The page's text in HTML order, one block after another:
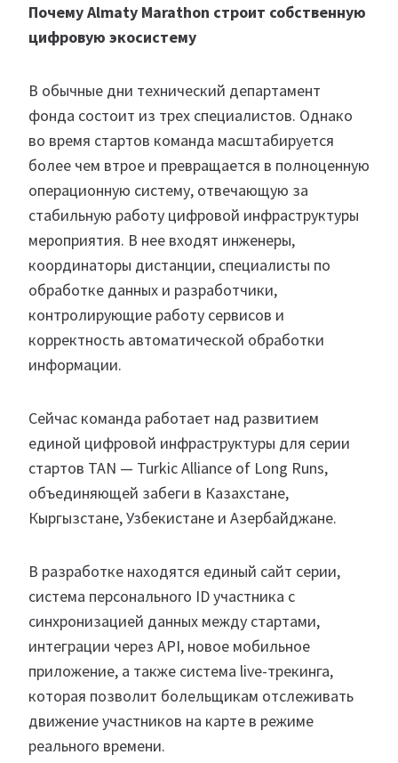
Почему Almaty Marathon строит собственную
цифровую экосистему
В обычные дни технический департамент
фонда состоит из трех специалистов. Однако
во время стартов команда масштабируется
более чем втрое и превращается в полноценную
операционную систему, отвечающую за
стабильную работу цифровой инфраструктуры
мероприятия. В нее входят инженеры,
координаторы дистанции, специалисты по
обработке данных и разработчики,
контролирующие работу сервисов и
корректность автоматической обработки
информации.
Сейчас команда работает над развитием
единой цифровой инфраструктуры для серии
стартов TAN — Turkic Alliance of Long Runs,
объединяющей забеги в Казахстане,
Кыргызстане, Узбекистане и Азербайджане.
В разработке находятся единый сайт серии,
система персонального ID участника с
синхронизацией данных между стартами,
интеграции через API, новое мобильное
приложение, а также система live-трекинга,
которая позволит болельщикам отслеживать
движение участников на карте в режиме
реального времени.